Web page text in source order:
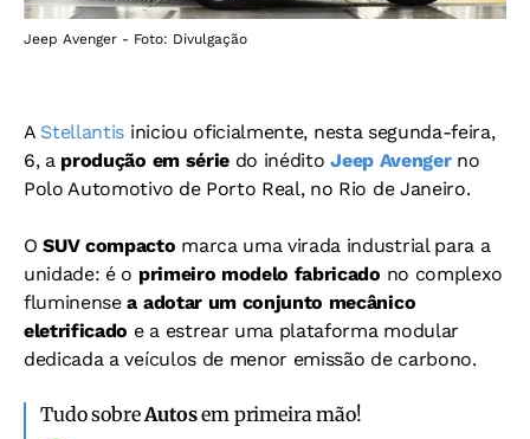
Jeep Avenger - Foto: Divulgação
A Stellantis iniciou oficialmente, nesta segunda-feira,
6, a produção em série do inéditoJeep Avenger no
Polo Automotivo de Porto Real, no Rio de Janeiro.
OSUV compacto marca uma virada industrial para a
unidade: é o primeiro modelo fabricado no complexo
fluminensea adotar um conjunto mecânico
eletrificado e a estrear uma plataforma modular
dedicada a veículos de menor emissão de carbono.
Tudo sobreAutosem primeira mão!